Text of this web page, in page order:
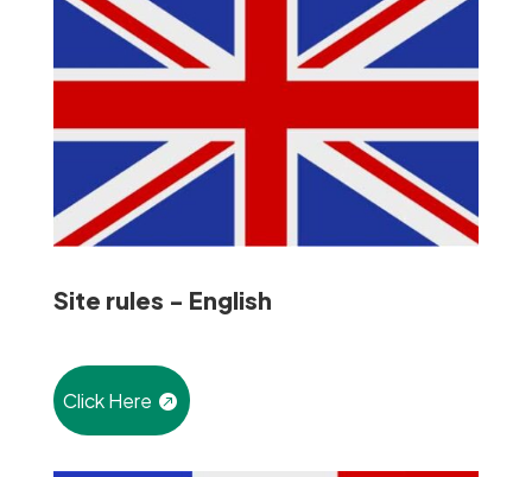
Site rules - English
Click Here